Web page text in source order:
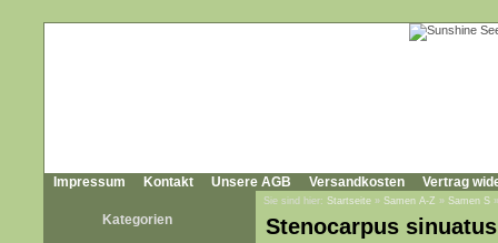
Impressum Kontakt Unsere AGB Versandkosten Vertrag
Kategorien
Sie sind hier: Startseite » Samen A-Z » Samen S
Stenocarpus sinuatus